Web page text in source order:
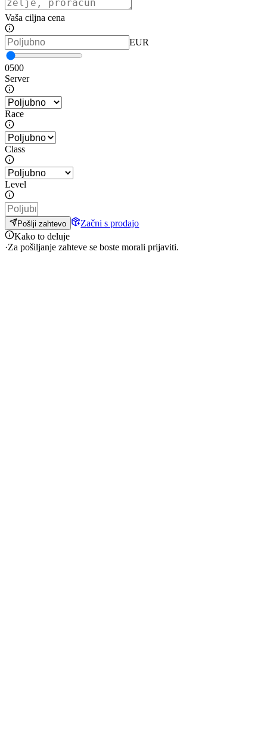
Vaša ciljna cena
EUR
0500
Server
Race
Class
Level
Pošlji zahtevo
Začni s prodajo
Kako to deluje
·Za pošiljanje zahteve se boste morali prijaviti.